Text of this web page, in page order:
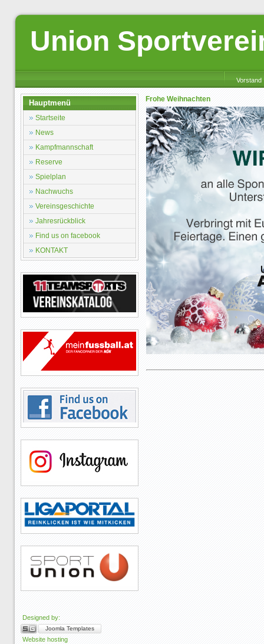
Union
Vorstand
Hauptmenü
Startseite
News
Kampfmannschaft
Reserve
Spielplan
Nachwuchs
Vereinsgeschichte
Jahresrückblick
Find us on facebook
KONTAKT
Designed by:
Joomla Templates
Website hosting
Frohe Weihnachten